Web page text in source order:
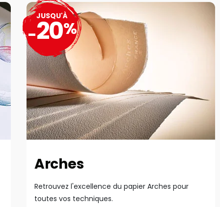
Arches
Retrouvez l'excellence du papier Arches pour
toutes vos techniques.
JUSQU'À
-20%